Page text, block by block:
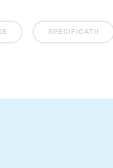
SPECIFICATII